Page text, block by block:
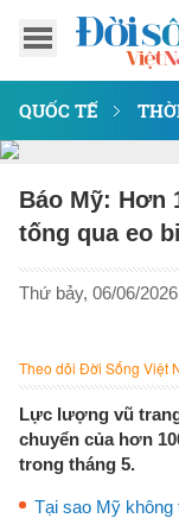
QUỐC TẾ
Báo Mỹ: Hơn
tống qua eo
Thứ bảy, 06/06/
Theo dõi Đời Sống Việt
Lực lượng vũ
chuyển của hơn
trong tháng 5.
Tại sao Mỹ không